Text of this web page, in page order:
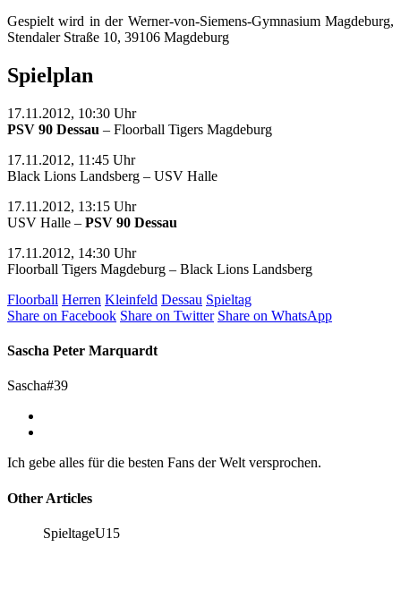
Gespielt wird in der Werner-von-Siemens-Gymnasium Magdeburg,
Stendaler Straße 10, 39106 Magdeburg
Spielplan
17.11.2012, 10:30 Uhr
PSV 90 Dessau – Floorball Tigers Magdeburg
17.11.2012, 11:45 Uhr
Black Lions Landsberg – USV Halle
17.11.2012, 13:15 Uhr
USV Halle – PSV 90 Dessau
17.11.2012, 14:30 Uhr
Floorball Tigers Magdeburg – Black Lions Landsberg
Floorball Herren Kleinfeld Dessau Spieltag
Share on Facebook Share on Twitter Share on WhatsApp
Sascha Peter Marquardt
Sascha#39
Ich gebe alles für die besten Fans der Welt versprochen.
Other Articles
SpieltageU15